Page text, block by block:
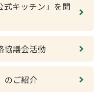
式キッチン」を開
協議会活動
のご紹介